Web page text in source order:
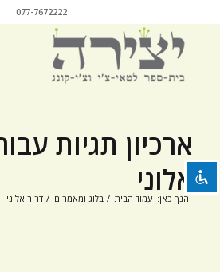
visibility_off השבת את ההבזקים
settings צבע רקע
zoom_out זום (הקטנה)
זום (הגדלה)
077-7672222
ארכיון תגיות
אלוני
הנך כאן: עמוד הבית / בלוג ומאמרים / דרור אלוני